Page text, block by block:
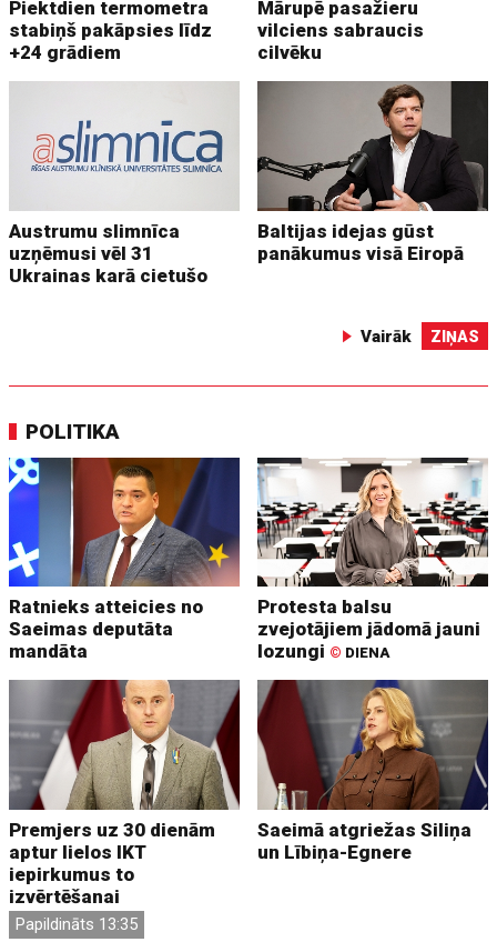
Piektdien termometra
stabiņš pakāpsies līdz
+24 grādiem
Mārupē pasažieru
vilciens sabraucis
cilvēku
Austrumu slimnīca
uzņēmusi vēl 31
Ukrainas karā cietušo
Baltijas idejas gūst
panākumus visā Eiropā
Vairāk ZIŅAS
POLITIKA
Ratnieks atteicies no
Saeimas deputāta
mandāta
Protesta balsu
zvejotājiem jādomā jauni
lozungi © DIENA
Premjers uz 30 dienām
aptur lielos IKT
iepirkumus to
izvērtēšanai
Papildināts 13:35
Saeimā atgriežas Siliņa
un Lībiņa-Egnere